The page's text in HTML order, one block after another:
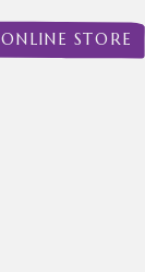
ONLINE STORE